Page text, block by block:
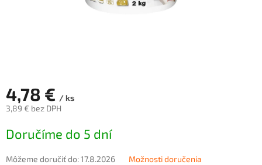
4,78 € / ks
3,89 € bez DPH
cena:
Doručíme do 5 dní
Môžeme doručiť do:17.8.2026 Možnosti doručenia